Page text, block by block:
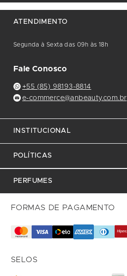
ATENDIMENTO
Segunda à Sexta das 09h às 18h
Fale Conosco
+55 (85) 98193-8814
e-commerce@anbeauty.com.br
INSTITUCIONAL
POLÍTICAS
PERFUMES
FORMAS DE PAGAMENTO
SELOS